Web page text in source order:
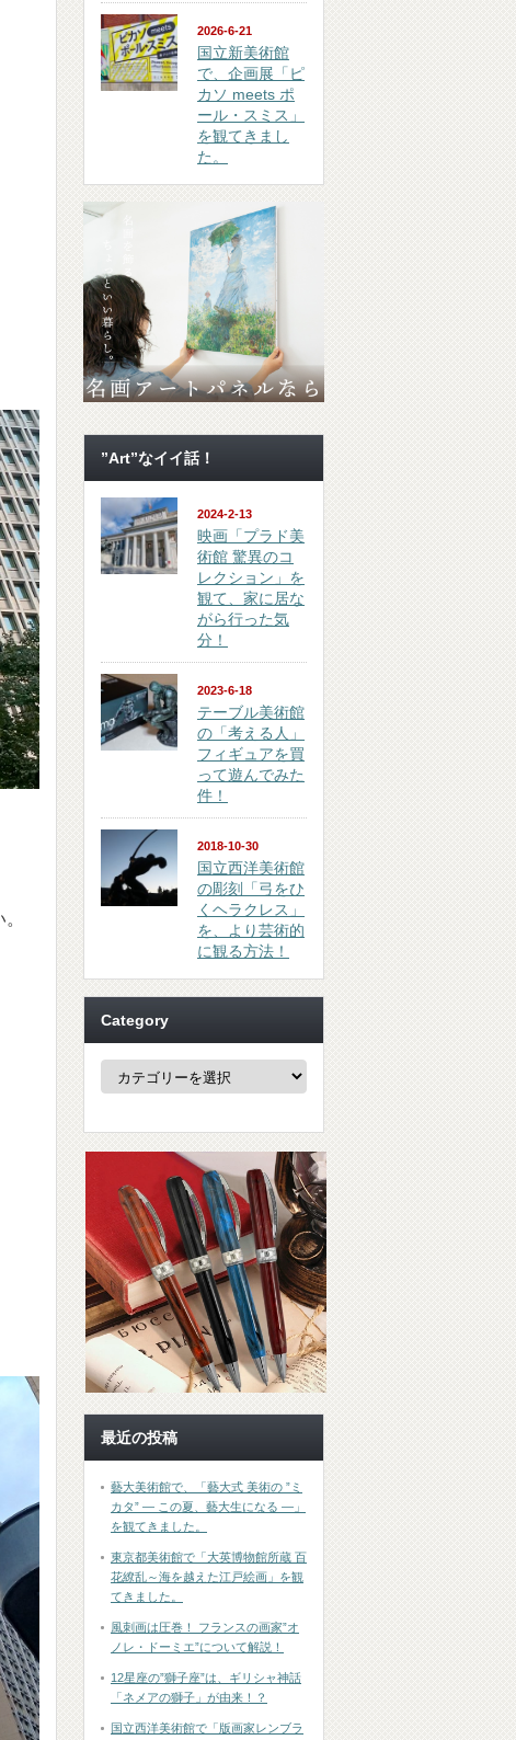
2026-6-21
国立新美術館
で、企画展「ピ
カソ meets ポ
ール・スミス」
を観てきまし
た。
”Art”なイイ話！
2024-2-13
映画「プラド美
術館 驚異のコ
レクション」を
観て、家に居な
がら行った気
分！
2023-6-18
テーブル美術館
の「考える人」
フィギュアを買
って遊んでみた
件！
2018-10-30
国立西洋美術館
の彫刻「弓をひ
くヘラクレス」
を、より芸術的
に観る方法！
Category
Category
最近の投稿
藝大美術館で、「藝大式 美術の ”ミ
カタ” ― この夏、藝大生になる ―」
を観てきました。
東京都美術館で「大英博物館所蔵 百
花繚乱～海を越えた江戸絵画」を観
てきました。
風刺画は圧巻！ フランスの画家”オ
ノレ・ドーミエ”について解説！
12星座の”獅子座”は、ギリシャ神話
「ネメアの獅子」が由来！？
国立西洋美術館で「版画家レンブラ